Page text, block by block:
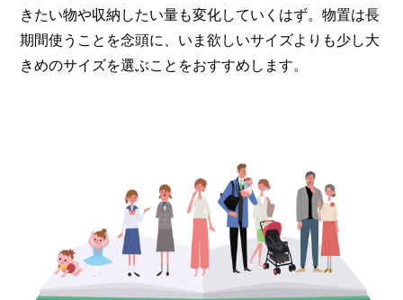
きたい物や収納したい量も変化していくはず。物置は長
期間使うことを念頭に、いま欲しいサイズよりも少し大
きめのサイズを選ぶことをおすすめします。